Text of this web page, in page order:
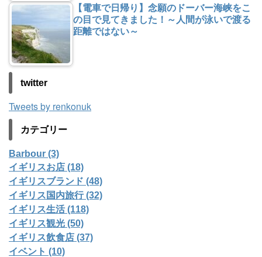
【電車で日帰り】念願のドーバー海峡をこ
の目で見てきました！～人間が泳いで渡る
距離ではない～
twitter
Tweets by renkonuk
カテゴリー
Barbour (3)
イギリスお店 (18)
イギリスブランド (48)
イギリス国内旅行 (32)
イギリス生活 (118)
イギリス観光 (50)
イギリス飲食店 (37)
イベント (10)